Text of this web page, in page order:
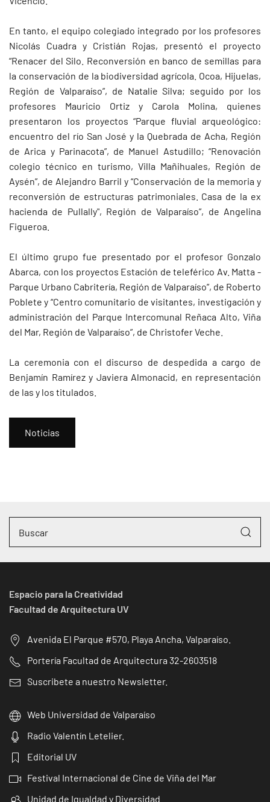
En tanto, el equipo colegiado integrado por los profesores
Nicolás Cuadra y Cristián Rojas, presentó el proyecto
“Renacer del Silo. Reconversión en banco de semillas para
la conservación de la biodiversidad agrícola. Ocoa, Hijuelas,
Región de Valparaíso”, de Natalie Silva; seguido por los
profesores Mauricio Ortiz y Carola Molina, quienes
presentaron los proyectos “Parque fluvial arqueológico:
encuentro del río San José y la Quebrada de Acha, Región
de Arica y Parinacota”, de Manuel Astudillo; “Renovación
colegio técnico en turismo, Villa Mañihuales, Región de
Aysén”, de Alejandro Barril y “Conservación de la memoria y
reconversión de estructuras patrimoniales. Casa de la ex
hacienda de Pullally", Región de Valparaíso”, de Angelina
Figueroa.
El último grupo fue presentado por el profesor Gonzalo
Abarca, con los proyectos Estación de teleférico Av. Matta -
Parque Urbano Cabritería, Región de Valparaíso”, de Roberto
Poblete y “Centro comunitario de visitantes, investigación y
administración del Parque Intercomunal Reñaca Alto, Viña
del Mar, Región de Valparaíso”, de Christofer Veche.
La ceremonia con el discurso de despedida a cargo de
Benjamín Ramírez y Javiera Almonacid, en representación
de las y los titulados.
Noticias
Espacio para la Creatividad
Facultad de Arquitectura UV
Avenida El Parque #570, Playa Ancha, Valparaíso.
Portería Facultad de Arquitectura 32-2603518
Suscribete a nuestro Newsletter.
Web Universidad de Valparaíso
Radio Valentín Letelier.
Editorial UV
Festival Internacional de Cine de Viña del Mar
Unidad de Igualdad y Diversidad